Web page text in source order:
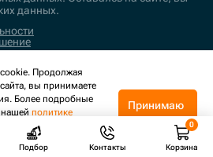
данных.
данных
Подбор Контакты Корзина
Продолжая
вы принимаете
Более подробные
нашей политике
.
Принимаю